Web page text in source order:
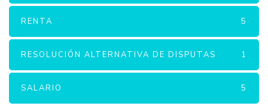
RENTA 5
RESOLUCIÓN ALTERNATIVA DE DISPUTAS 1
SALARIO 5